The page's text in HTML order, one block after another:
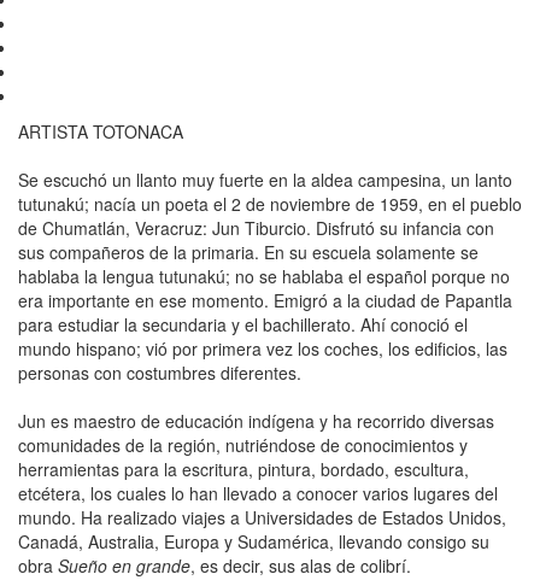
ARTISTA TOTONACA
Se escuchó un llanto muy fuerte en la aldea campesina, un lanto
tutunakú; nacía un poeta el 2 de noviembre de 1959, en el pueblo
de Chumatlán, Veracruz: Jun Tiburcio. Disfrutó su infancia con
sus compañeros de la primaria. En su escuela solamente se
hablaba la lengua tutunakú; no se hablaba el español porque no
era importante en ese momento. Emigró a la ciudad de Papantla
para estudiar la secundaria y el bachillerato. Ahí conoció el
mundo hispano; vió por primera vez los coches, los edificios, las
personas con costumbres diferentes.
Jun es maestro de educación indígena y ha recorrido diversas
comunidades de la región, nutriéndose de conocimientos y
herramientas para la escritura, pintura, bordado, escultura,
etcétera, los cuales lo han llevado a conocer varios lugares del
mundo. Ha realizado viajes a Universidades de Estados Unidos,
Canadá, Australia, Europa y Sudamérica, llevando consigo su
obra Sueño en grande, es decir, sus alas de colibrí.